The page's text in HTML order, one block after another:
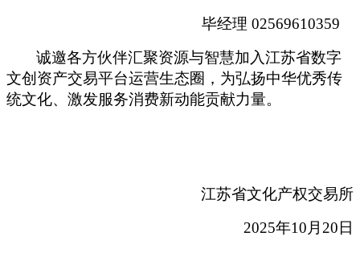
毕经理 02569610359
诚邀各方伙伴汇聚资源与智慧加入江苏省数字
文创资产交易平台运营生态圈 ，为弘扬中华优秀传
统文化、激发服务消费新动能贡献力量。
江苏省文化产权交易所
2025年10 月 20 日